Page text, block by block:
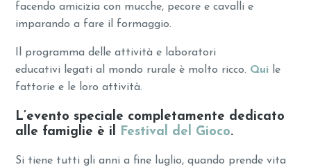
facendo amicizia con mucche, pecore e cavalli e
imparando a fare il formaggio.
Il programma delle attività e laboratori
educativi legati al mondo rurale è molto ricco. Qui le
fattorie e le loro attività.
L’evento speciale completamente dedicato
alle famiglie è il
Festival del Gioco.
Si tiene tutti gli anni a fine luglio, quando prende vita